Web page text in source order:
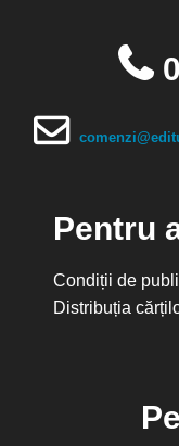
Pentru
Condiții de
Distribuția